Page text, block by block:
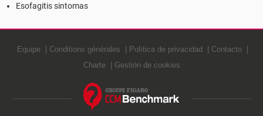
Esofagitis sintomas
Equipe Conditions générales Política de privacidad
Contacto
Charte
Gestión de cookies